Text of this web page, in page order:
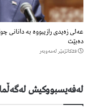
عەلی زەیدی رازیبووە بە دانانی
دەبێت
23كاتژمێر لەمەوبەر
لەفەیسبووكیش